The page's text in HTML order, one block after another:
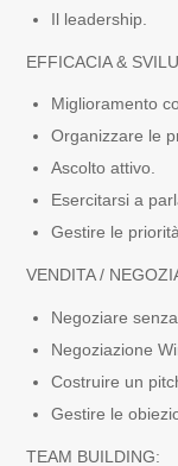
Il leadership.
EFFICACIA &
Miglioramento
Organizzare le
Ascolto attivo.
Esercitarsi a
Gestire le
VENDITA /
Negoziare
Negoziazione
Costruire un
Gestire le
TEAM BUILDING: